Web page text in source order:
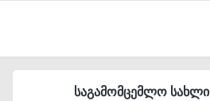
საგამომცემლო სახლი